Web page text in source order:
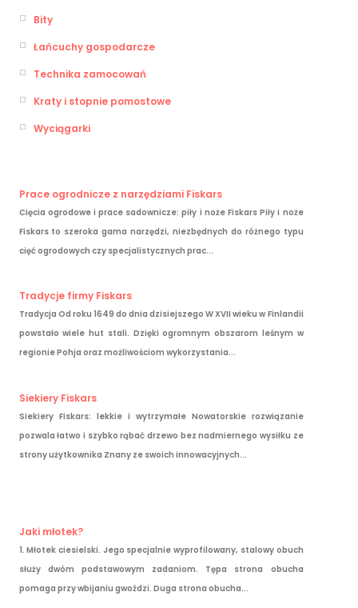
Bity
Łańcuchy gospodarcze
Technika zamocowań
Kraty i stopnie pomostowe
Wyciągarki
Prace ogrodnicze z narzędziami Fiskars
Cięcia ogrodowe i prace sadownicze: piły i noże Fiskars Piły i noże
Fiskars to szeroka gama narzędzi, niezbędnych do różnego typu
cięć ogrodowych czy specjalistycznych prac...
Tradycje firmy Fiskars
Tradycja Od roku 1649 do dnia dzisiejszego W XVII wieku w Finlandii
powstało wiele hut stali. Dzięki ogromnym obszarom leśnym w
regionie Pohja oraz możliwościom wykorzystania...
Siekiery Fiskars
Siekiery Fiskars: lekkie i wytrzymałe Nowatorskie rozwiązanie
pozwala łatwo i szybko rąbać drzewo bez nadmiernego wysiłku ze
strony użytkownika Znany ze swoich innowacyjnych...
Jaki młotek?
1. Młotek ciesielski. Jego specjalnie wyprofilowany, stalowy obuch
służy dwóm podstawowym zadaniom. Tępa strona obucha
pomaga przy wbijaniu gwoździ. Duga strona obucha...